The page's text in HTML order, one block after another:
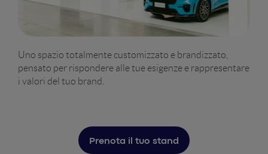
Uno spazio totalmente customizzato e brandizzato,
pensato per rispondere alle tue esigenze e rappresentare
i valori del tuo brand.
Prenota il tuo stand